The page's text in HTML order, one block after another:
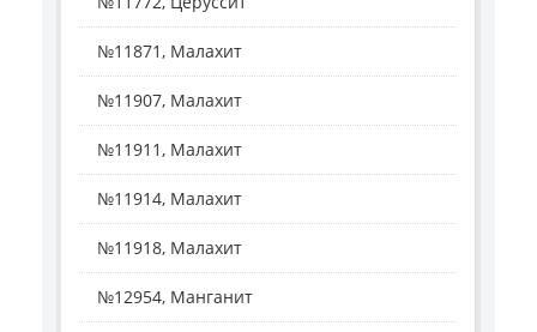
№11871, Малахит
№11907, Малахит
№11911, Малахит
№11914, Малахит
№11918, Малахит
№12954, Манганит